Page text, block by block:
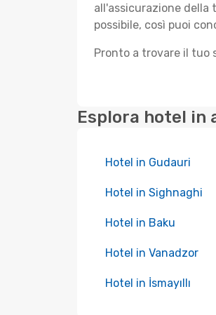
all'assicurazione della
possibile, così puoi
Pronto a trovare il tuo
Esplora hotel in
Hotel in Gudauri
Hotel in Sighnaghi
Hotel in Baku
Hotel in Vanadzor
Hotel in İsmayıllı